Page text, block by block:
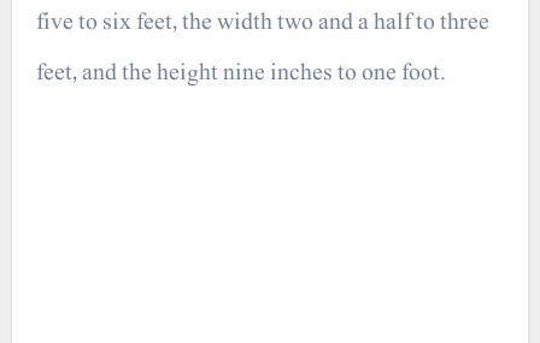
five to six feet, the width two and a half to three
feet, and the height nine inches to one foot.